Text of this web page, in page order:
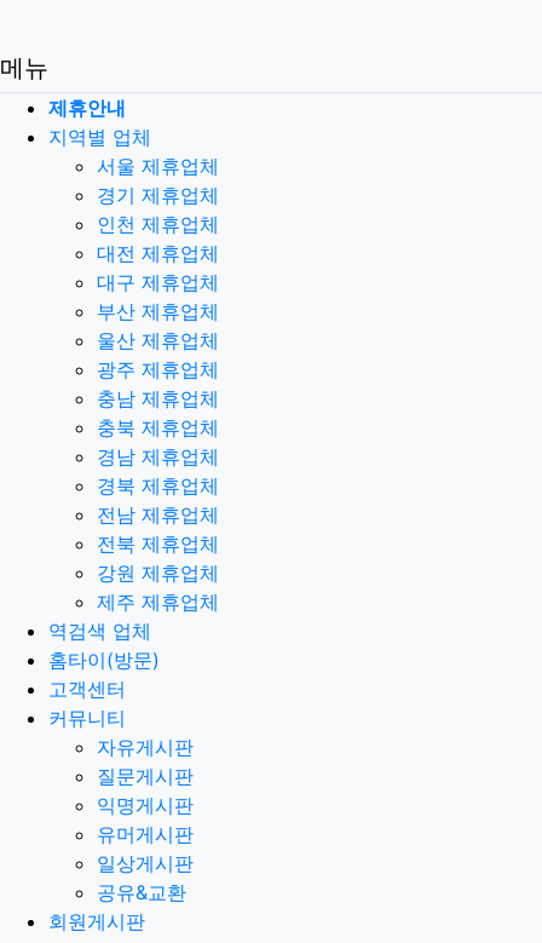
메뉴
제휴안내
지역별 업체
서울 제휴업체
경기 제휴업체
인천 제휴업체
대전 제휴업체
대구 제휴업체
부산 제휴업체
울산 제휴업체
광주 제휴업체
충남 제휴업체
충북 제휴업체
경남 제휴업체
경북 제휴업체
전남 제휴업체
전북 제휴업체
강원 제휴업체
제주 제휴업체
역검색 업체
홈타이(방문)
고객센터
커뮤니티
자유게시판
질문게시판
익명게시판
유머게시판
일상게시판
공유&교환
회원게시판